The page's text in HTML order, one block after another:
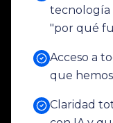
tecnología
"por qué
Acceso a
que
Claridad